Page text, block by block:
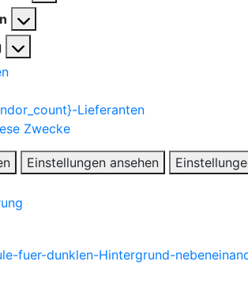
Lieferanten
Zwecke
Einstellungen ansehen